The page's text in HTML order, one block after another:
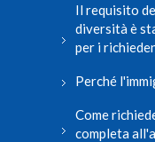
Il requisito
diversità è
per i
Perché
Come
completa